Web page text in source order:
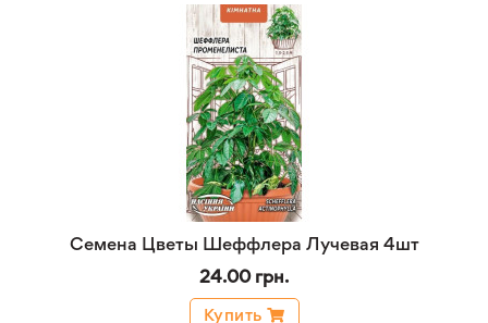
Семена Цветы Шеффлера Лучевая 4шт
24.00 грн.
Купить